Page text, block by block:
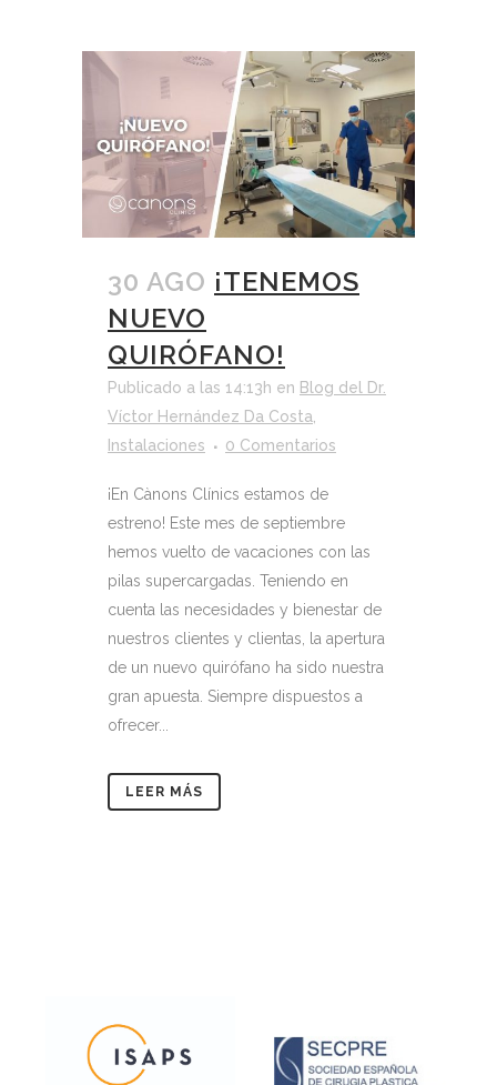
30 AGO ¡TENEMOS
NUEVO
QUIRÓFANO!
Publicado a las 14:13h en Blog del Dr.
Víctor Hernández Da Costa,
Instalaciones
0 Comentarios
¡En Cànons Clínics estamos de
estreno! Este mes de septiembre
hemos vuelto de vacaciones con las
pilas supercargadas. Teniendo en
cuenta las necesidades y bienestar de
nuestros clientes y clientas, la apertura
de un nuevo quirófano ha sido nuestra
gran apuesta. Siempre dispuestos a
ofrecer...
LEER MÁS